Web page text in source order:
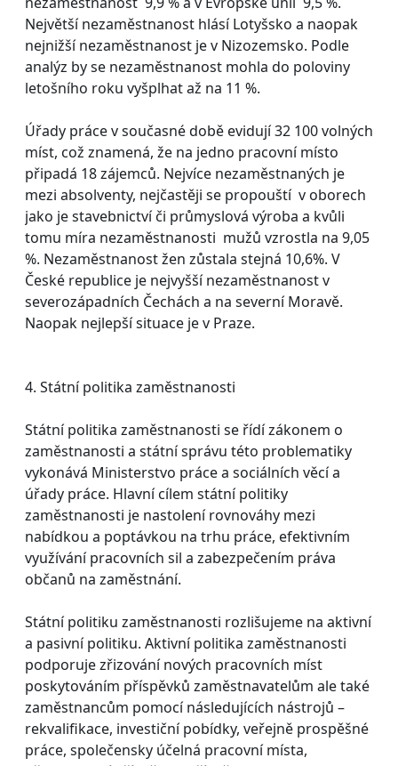
Největší nezaměstnanost hlásí Lotyšsko a naopak
nejnižší nezaměstnanost je v Nizozemsko. Podle
analýz by se nezaměstnanost mohla do poloviny
letošního roku vyšplhat až na 11 %.
Úřady práce v současné době evidují 32 100 volných
míst, což znamená, že na jedno pracovní místo
připadá 18 zájemců. Nejvíce nezaměstnaných je
mezi absolventy, nejčastěji se propouští v oborech
jako je stavebnictví či průmyslová výroba a kvůli
tomu míra nezaměstnanosti mužů vzrostla na 9,05
%. Nezaměstnanost žen zůstala stejná 10,6%. V
České republice je nejvyšší nezaměstnanost v
severozápadních Čechách a na severní Moravě.
Naopak nejlepší situace je v Praze.
4. Státní politika zaměstnanosti
Státní politika zaměstnanosti se řídí zákonem o
zaměstnanosti a státní správu této problematiky
vykonává Ministerstvo práce a sociálních věcí a
úřady práce. Hlavní cílem státní politiky
zaměstnanosti je nastolení rovnováhy mezi
nabídkou a poptávkou na trhu práce, efektivním
využívání pracovních sil a zabezpečením práva
občanů na zaměstnání.
Státní politiku zaměstnanosti rozlišujeme na aktivní
a pasivní politiku. Aktivní politika zaměstnanosti
podporuje zřizování nových pracovních míst
poskytováním příspěvků zaměstnavatelům ale také
zaměstnancům pomocí následujících nástrojů –
rekvalifikace, investiční pobídky, veřejně prospěšné
práce, společensky účelná pracovní místa,